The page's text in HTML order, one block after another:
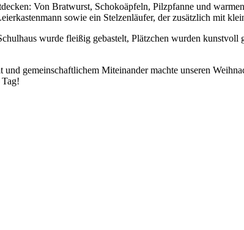
Von Bratwurst, Schokoäpfeln, Pilzpfanne und
sowie ein Stelzenläufer, der zusätzlich mit
wurde fleißig gebastelt, Plätzchen wurden
gemeinschaftlichem Miteinander machte unseren